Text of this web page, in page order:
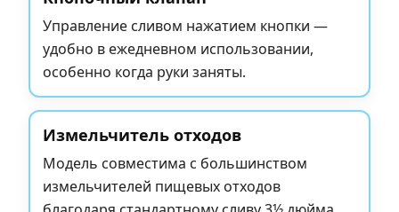
Управление сливом нажатием кнопки —
удобно в ежедневном использовании,
особенно когда руки заняты.
Измельчитель отходов
Модель совместима с большинством
измельчителей пищевых отходов